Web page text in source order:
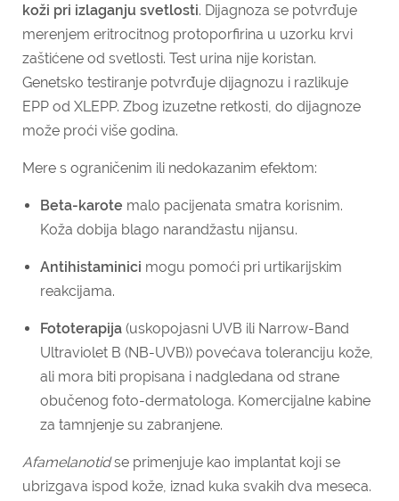
koži pri izlaganju svetlosti. Dijagnoza se potvrđuje
merenjem eritrocitnog protoporfirina u uzorku krvi
zaštićene od svetlosti. Test urina nije koristan.
Genetsko testiranje potvrđuje dijagnozu i razlikuje
EPP od XLEPP. Zbog izuzetne retkosti, do dijagnoze
može proći više godina.
Mere s ograničenim ili nedokazanim efektom:
Beta-karote malo pacijenata smatra korisnim.
Koža dobija blago narandžastu nijansu.
Antihistaminici mogu pomoći pri urtikarijskim
reakcijama.
Fototerapija (uskopojasni UVB ili Narrow-Band
Ultraviolet B (NB-UVB)) povećava toleranciju kože,
ali mora biti propisana i nadgledana od strane
obučenog foto-dermatologa. Komercijalne kabine
za tamnjenje su zabranjene.
Afamelanotidse primenjuje kao implantat koji se
ubrizgava ispod kože, iznad kuka svakih dva meseca.